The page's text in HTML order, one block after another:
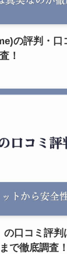
の評判・口
！
口コミ評判
で徹底調査！